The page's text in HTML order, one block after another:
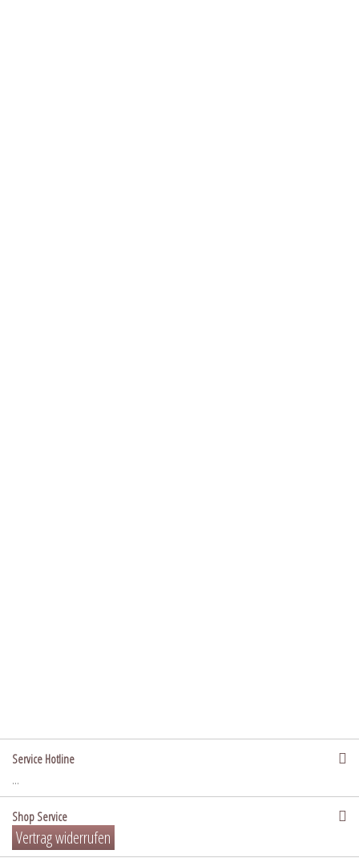
Service Hotline
...
Shop Service
Vertrag widerrufen